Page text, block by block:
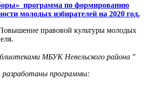
программа по формированию
молодых избирателей на 2020 год.
правовой культуры молодых
МБУК Невельского района "
разработаны программы: